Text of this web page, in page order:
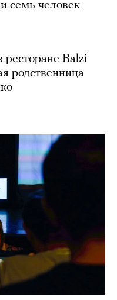
семь человек
ресторане Balzi
родственница